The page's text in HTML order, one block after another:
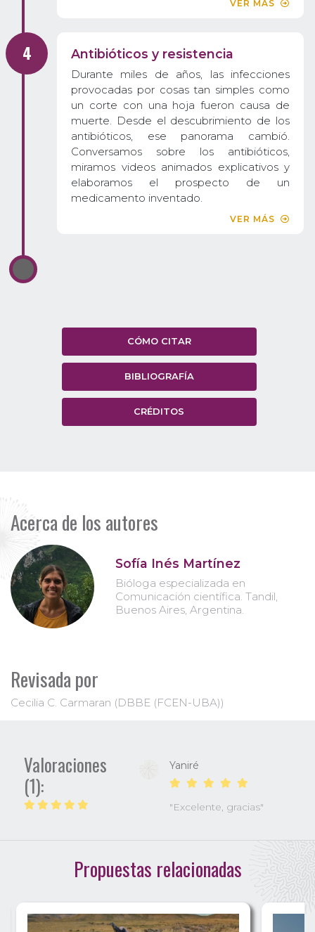
VER MÁS
Antibióticos y resistencia
Durante miles de años, las infecciones
provocadas por cosas tan simples como
un corte con una hoja fueron causa de
muerte. Desde el descubrimiento de los
antibióticos, ese panorama cambió.
Conversamos sobre los antibióticos,
miramos videos animados explicativos y
elaboramos el prospecto de un
medicamento inventado.
VER MÁS
CÓMO CITAR
BIBLIOGRAFÍA
CRÉDITOS
Acerca de los autores
Sofía Inés Martínez
Bióloga especializada en
Comunicación científica. Tandil,
Buenos Aires, Argentina.
Revisada por
Cecilia C. Carmaran (DBBE (FCEN-UBA))
Valoraciones
(1):
Yaniré
"Excelente, gracias"
Propuestas relacionadas